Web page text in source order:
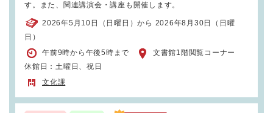
す。また、関連講演会・講座も開催します。
2026年5月10日（日曜日）から 2026年8月30日（日曜
日）
午前9時から午後5時まで
休館日：土曜日、祝日
文書館1階閲覧コーナー
文化課